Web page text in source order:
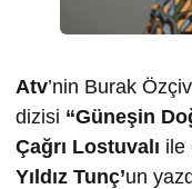
Atv’nin Burak
dizisi “Güneşin
Çağrı Lostuvalı ile
Yıldız Tunç’un